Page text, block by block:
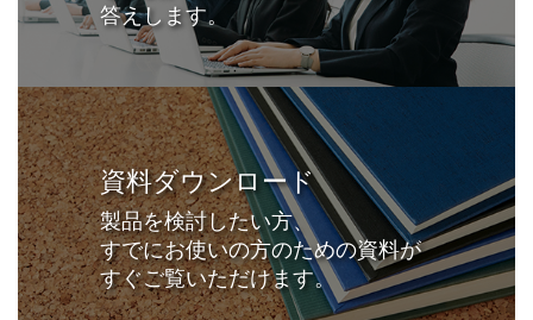
答えします。
資料ダウンロード
製品を検討したい方、
すでにお使いの方のための資料が
すぐご覧いただけます。